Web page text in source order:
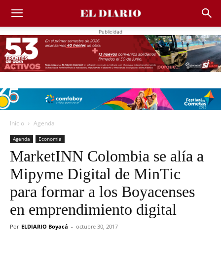
Publicidad
Inicio Agenda
Agenda Economía
MarketINN Colombia se alía a
Mipyme Digital de MinTic
para formar a los Boyacenses
en emprendimiento digital
Por ELDIARIO Boyacá - octubre 30, 2017